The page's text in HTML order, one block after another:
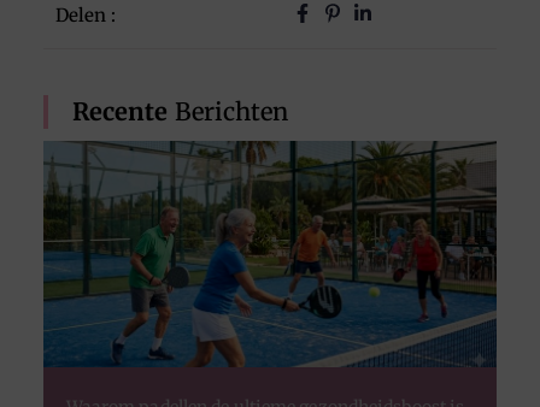
Delen :
Recente Berichten